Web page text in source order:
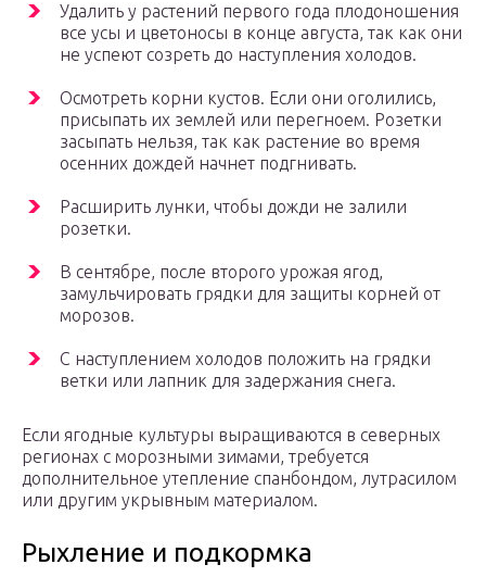
Удалить у растений первого года плодоношения
все усы и цветоносы в конце августа, так как они
не успеют созреть до наступления холодов.
Осмотреть корни кустов. Если они оголились,
присыпать их землей или перегноем. Розетки
засыпать нельзя, так как растение во время
осенних дождей начнет подгнивать.
Расширить лунки, чтобы дожди не залили
розетки.
В сентябре, после второго урожая ягод,
замульчировать грядки для защиты корней от
морозов.
С наступлением холодов положить на грядки
ветки или лапник для задержания снега.
Если ягодные культуры выращиваются в северных
регионах с морозными зимами, требуется
дополнительное утепление спанбондом, лутрасилом
или другим укрывным материалом.
Рыхление и подкормка